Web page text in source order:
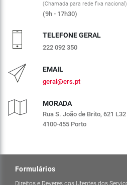
(Chamada para rede fixa nacional)
(9h - 17h30)
TELEFONE GERAL
222 092 350
EMAIL
geral@ers.pt
MORADA
Rua S. João de Brito, 621 L32
4100-455 Porto
Formulários
Direitos e Deveres dos Utentes dos